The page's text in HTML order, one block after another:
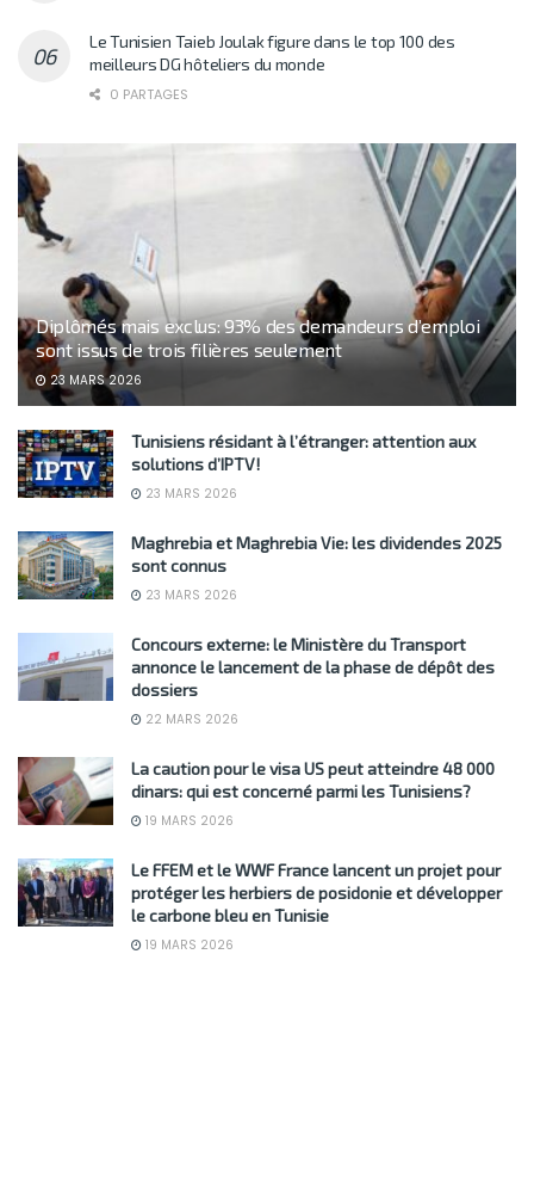
Le Tunisien Taieb Joulak figure dans le top 100 des
meilleurs DG hôteliers du monde
0 PARTAGES
Diplômés mais exclus: 93% des demandeurs d’emploi
sont issus de trois filières seulement
23 MARS 2026
Tunisiens résidant à l’étranger: attention aux
solutions d’IPTV!
23 MARS 2026
Maghrebia et Maghrebia Vie: les dividendes 2025
sont connus
23 MARS 2026
Concours externe: le Ministère du Transport
annonce le lancement de la phase de dépôt des
dossiers
22 MARS 2026
La caution pour le visa US peut atteindre 48 000
dinars: qui est concerné parmi les Tunisiens?
19 MARS 2026
Le FFEM et le WWF France lancent un projet pour
protéger les herbiers de posidonie et développer
le carbone bleu en Tunisie
19 MARS 2026